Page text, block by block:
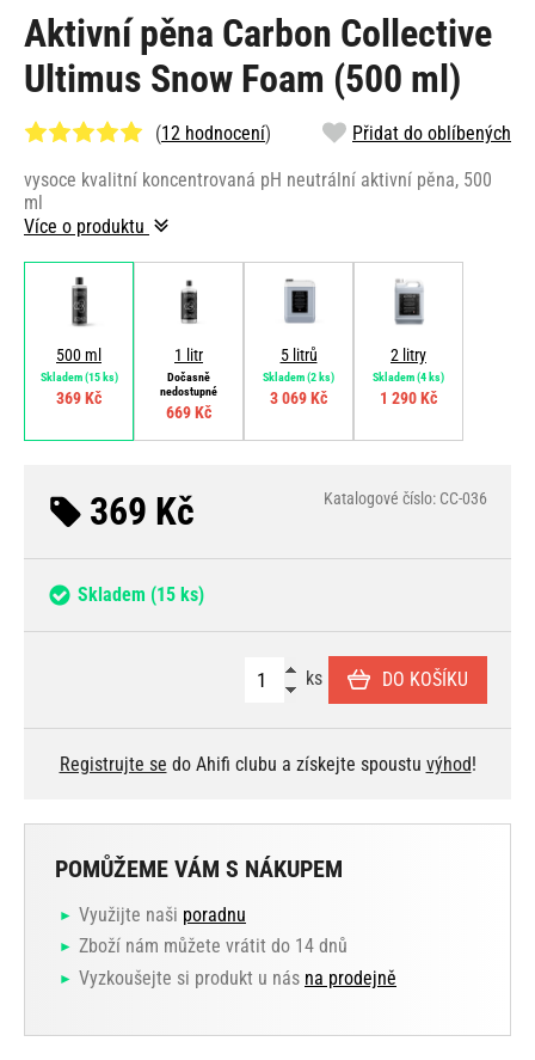
Aktivní pěna Carbon Collective
Ultimus Snow Foam (500 ml)
(12 hodnocení) Přidat do oblíbených
vysoce kvalitní koncentrovaná pH neutrální aktivní pěna, 500
ml
Více o produktu
500 ml
Skladem(15 ks)
369 Kč
1 litr
Dočasně
nedostupné
669 Kč
5 litrů
Skladem(2 ks)
3 069 Kč
2 litry
Skladem(4 ks)
1 290 Kč
369 Kč Katalogové číslo: CC-036
Skladem (15 ks)
ks DO KOŠÍKU
Registrujte se do Ahifi clubu a získejte spoustu výhod!
POMŮŽEME VÁM S NÁKUPEM
Využijte naši poradnu
Zboží nám můžete vrátit do 14 dnů
Vyzkoušejte si produkt u nás na prodejně